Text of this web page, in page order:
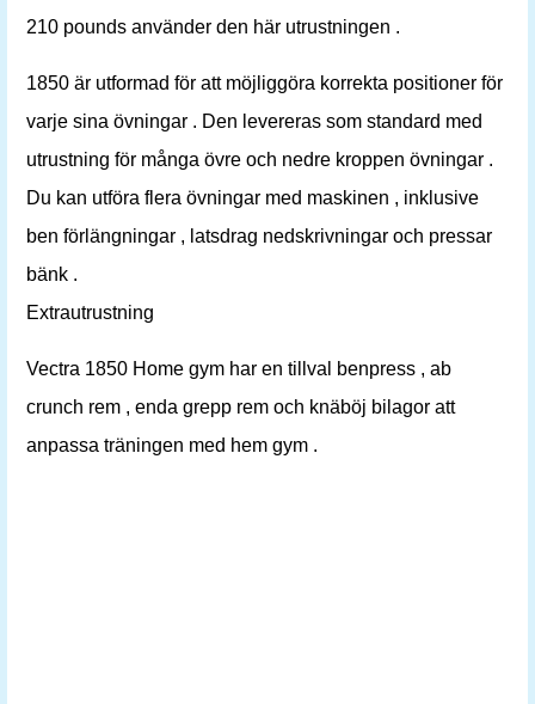
210 pounds använder den här utrustningen .
1850 är utformad för att möjliggöra korrekta positioner för
varje sina övningar . Den levereras som standard med
utrustning för många övre och nedre kroppen övningar .
Du kan utföra flera övningar med maskinen , inklusive
ben förlängningar , latsdrag nedskrivningar och pressar
bänk .
Extrautrustning
Vectra 1850 Home gym har en tillval benpress , ab
crunch rem , enda grepp rem och knäböj bilagor att
anpassa träningen med hem gym .